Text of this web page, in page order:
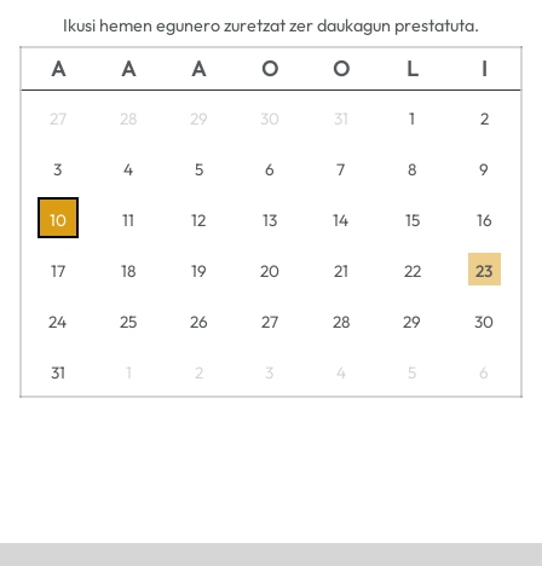
Ikusi hemen egunero zuretzat zer daukagun prestatuta.
A A A O O L I
27 28 29 30 31 1 2
3 4 5 6 7 8 9
10 11 12 13 14 15 16
17 18 19 20 21 22 23
24 25 26 27 28 29 30
31 1 2 3 4 5 6